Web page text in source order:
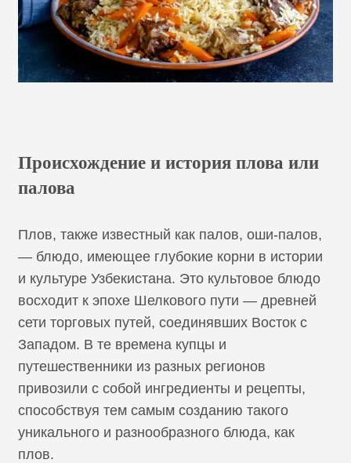
Происхождение и история плова или
палова
Плов, также известный как палов, оши-палов,
— блюдо, имеющее глубокие корни в истории
и культуре Узбекистана. Это культовое блюдо
восходит к эпохе Шелкового пути — древней
сети торговых путей, соединявших Восток с
Западом. В те времена купцы и
путешественники из разных регионов
привозили с собой ингредиенты и рецепты,
способствуя тем самым созданию такого
уникального и разнообразного блюда, как
плов.